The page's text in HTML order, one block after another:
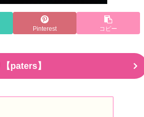
Pinterest コピー
paters】